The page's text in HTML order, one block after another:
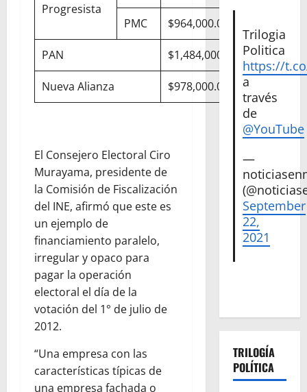
Progresista
PMC $964,000.00
PAN $1,484,000
Nueva Alianza $978,000.00
El Consejero Electoral Ciro
Murayama, presidente de
la Comisión de Fiscalización
del INE, afirmó que este es
un ejemplo de
financiamiento paralelo,
irregular y opaco para
pagar la operación
electoral el día de la
votación del 1° de julio de
2012.
“Una empresa con las
características típicas de
una empresa fachada o
Trilogia
Politica
https://
a
través
de
@YouTube
—
September
22,
2021
TRILOGÍA
POLÍTICA